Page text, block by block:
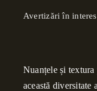
Avertizări în
Nuanțele și
această diversitate